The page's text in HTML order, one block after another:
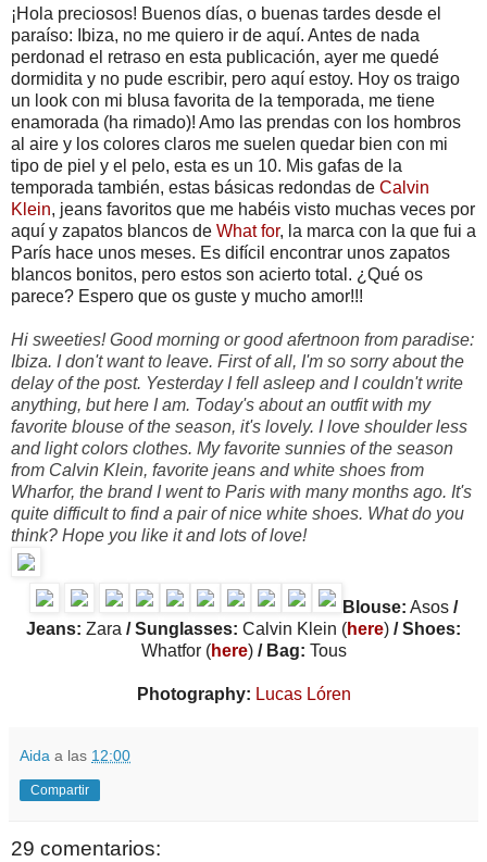
¡Hola preciosos! Buenos días, o buenas tardes desde el
paraíso: Ibiza, no me quiero ir de aquí. Antes de nada
perdonad el retraso en esta publicación, ayer me quedé
dormidita y no pude escribir, pero aquí estoy. Hoy os traigo
un look con mi blusa favorita de la temporada, me tiene
enamorada (ha rimado)! Amo las prendas con los hombros
al aire y los colores claros me suelen quedar bien con mi
tipo de piel y el pelo, esta es un 10. Mis gafas de la
temporada también, estas básicas redondas de Calvin
Klein, jeans favoritos que me habéis visto muchas veces por
aquí y zapatos blancos de What for, la marca con la que fui a
París hace unos meses. Es difícil encontrar unos zapatos
blancos bonitos, pero estos son acierto total. ¿Qué os
parece? Espero que os guste y mucho amor!!!
Hi sweeties! Good morning or good afertnoon from paradise:
Ibiza. I don't want to leave. First of all, I'm so sorry about the
delay of the post. Yesterday I fell asleep and I couldn't write
anything, but here I am. Today's about an outfit with my
favorite blouse of the season, it's lovely. I love shoulder less
and light colors clothes. My favorite sunnies of the season
from Calvin Klein, favorite jeans and white shoes from
Wharfor, the brand I went to Paris with many months ago. It's
quite difficult to find a pair of nice white shoes. What do you
think? Hope you like it and lots of love!
Blouse: Asos /
Jeans: Zara / Sunglasses: Calvin Klein (here) / Shoes:
Whatfor (here) / Bag: Tous
Photography: Lucas Lóren
Aida a las 12:00
Compartir
29 comentarios: